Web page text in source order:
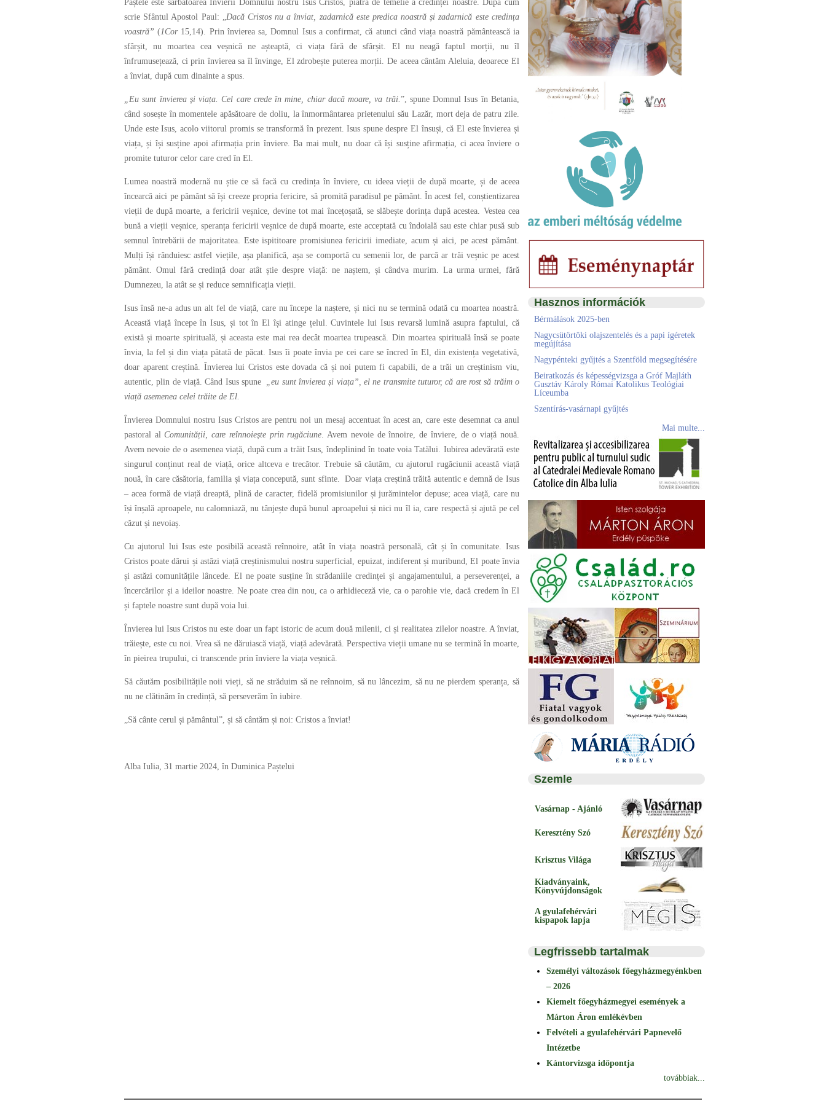
Paștele este sărbătoarea Învierii Domnului nostru Isus Cristos, piatra de temelie a credinței noastre. După cum
scrie Sfântul Apostol Paul: „Dacă Cristos nu a înviat, zadarnică este predica noastră și zadarnică este credința
voastră” (1Cor15,14). Prin învierea sa, Domnul Isus a confirmat, că atunci când viața noastră pământească ia
sfârșit, nu moartea cea veșnică ne așteaptă, ci viața fără de sfârșit. El nu neagă faptul morții, nu îl
înfrumusețează, ci prin învierea sa îl învinge, El zdrobește puterea morții. De aceea cântăm Aleluia, deoarece El
a înviat, după cum dinainte a spus.
„Eu sunt învierea și viața. Cel care crede în mine, chiar dacă moare, va trăi.”, spune Domnul Isus în Betania,
când sosește în momentele apăsătoare de doliu, la înmormântarea prietenului său Lazăr, mort deja de patru zile.
Unde este Isus, acolo viitorul promis se transformă în prezent. Isus spune despre El însuși, că El este învierea și
viața, și își susține apoi afirmația prin înviere. Ba mai mult, nu doar că își susține afirmația, ci acea înviere o
promite tuturor celor care cred în El.
Lumea noastră modernă nu știe ce să facă cu credința în înviere, cu ideea vieții de după moarte, și de aceea
încearcă aici pe pământ să își creeze propria fericire, să promită paradisul pe pământ. În acest fel, conștientizarea
vieții de după moarte, a fericirii veșnice, devine tot mai încețoșată, se slăbește dorința după acestea. Vestea cea
bună a vieții veșnice, speranța fericirii veșnice de după moarte, este acceptată cu îndoială sau este chiar pusă sub
semnul întrebării de majoritatea. Este ispititoare promisiunea fericirii imediate, acum și aici, pe acest pământ.
Mulți își rânduiesc astfel viețile, așa planifică, așa se comportă cu semenii lor, de parcă ar trăi veșnic pe acest
pământ. Omul fără credință doar atât știe despre viață: ne naștem, și cândva murim. La urma urmei, fără
Dumnezeu, la atât se și reduce semnificația vieții.
Isus însă ne-a adus un alt fel de viață, care nu începe la naștere, și nici nu se termină odată cu moartea noastră.
Această viață începe în Isus, și tot în El își atinge țelul. Cuvintele lui Isus revarsă lumină asupra faptului, că
există și moarte spirituală, și aceasta este mai rea decât moartea trupească. Din moartea spirituală însă se poate
învia, la fel și din viața pătată de păcat. Isus îi poate învia pe cei care se încred în El, din existența vegetativă,
doar aparent creștină. Învierea lui Cristos este dovada că și noi putem fi capabili, de a trăi un creștinism viu,
autentic, plin de viață. Când Isus spune „eu sunt învierea și viața”, el ne transmite tuturor, că are rost să trăim o
viață asemenea celei trăite de El.
Învierea Domnului nostru Isus Cristos are pentru noi un mesaj accentuat în acest an, care este desemnat ca anul
pastoral alComunității, care reînnoiește prin rugăciune. Avem nevoie de înnoire, de înviere, de o viață nouă.
Avem nevoie de o asemenea viață, după cum a trăit Isus, îndeplinind în toate voia Tatălui. Iubirea adevărată este
singurul conținut real de viață, orice altceva e trecător. Trebuie să căutăm, cu ajutorul rugăciunii această viață
nouă, în care căsătoria, familia și viața concepută, sunt sfinte. Doar viața creștină trăită autentic e demnă de Isus
– acea formă de viață dreaptă, plină de caracter, fidelă promisiunilor și jurămintelor depuse; acea viață, care nu
își înșală aproapele, nu calomniază, nu tânjește după bunul aproapelui și nici nu îl ia, care respectă și ajută pe cel
căzut și nevoiaș.
Cu ajutorul lui Isus este posibilă această reînnoire, atât în viața noastră personală, cât și în comunitate. Isus
Cristos poate dărui și astăzi viață creștinismului nostru superficial, epuizat, indiferent și muribund, El poate învia
și astăzi comunitățile lâncede. El ne poate susține în strădaniile credinței și angajamentului, a perseverenței, a
încercărilor și a ideilor noastre. Ne poate crea din nou, ca o arhidieceză vie, ca o parohie vie, dacă credem în El
și faptele noastre sunt după voia lui.
Învierea lui Isus Cristos nu este doar un fapt istoric de acum două milenii, ci și realitatea zilelor noastre. A înviat,
trăiește, este cu noi. Vrea să ne dăruiască viață, viață adevărată. Perspectiva vieții umane nu se termină în moarte,
în pieirea trupului, ci transcende prin înviere la viața veșnică.
Să căutăm posibilitățile noii vieți, să ne străduim să ne reînnoim, să nu lâncezim, să nu ne pierdem speranța, să
nu ne clătinăm în credință, să perseverăm în iubire.
„Să cânte cerul și pământul”, și să cântăm și noi: Cristos a înviat!
Alba Iulia, 31 martie 2024, în Duminica Paștelui
Hasznos információk
Bérmálások 2025-ben
Nagycsütörtöki olajszentelés és a papi ígéretek
megújítása
Nagypénteki gyűjtés a Szentföld megsegítésére
Beiratkozás és képességvizsga a Gróf Majláth
Gusztáv Károly Római Katolikus Teológiai
Líceumba
Szentírás-vasárnapi gyűjtés
Mai multe...
Szemle
Vasárnap - Ajánló
Keresztény Szó
Krisztus Világa
Kiadványaink,
Könyvújdonságok
A gyulafehérvári
kispapok lapja
Legfrissebb tartalmak
Személyi változások főegyházmegyénkben
– 2026
Kiemelt főegyházmegyei események a
Márton Áron emlékévben
Felvételi a gyulafehérvári Papnevelő
Intézetbe
Kántorvizsga időpontja
továbbiak...